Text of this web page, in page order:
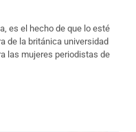
es el hecho de que lo esté
de la británica universidad
las mujeres periodistas de